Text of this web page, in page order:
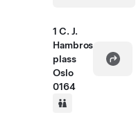
1 C. J.
Hambros
plass
Oslo
0164